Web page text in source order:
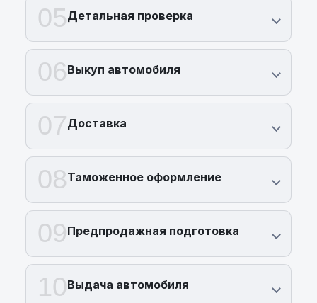
05Детальная проверка
06Выкуп автомобиля
07Доставка
08Таможенное оформление
09Предпродажная подготовка
10Выдача автомобиля